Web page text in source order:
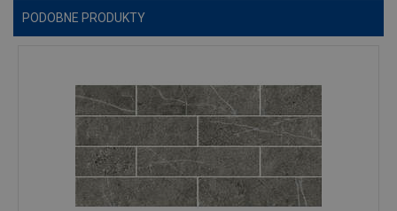
PODOBNE PRODUKTY